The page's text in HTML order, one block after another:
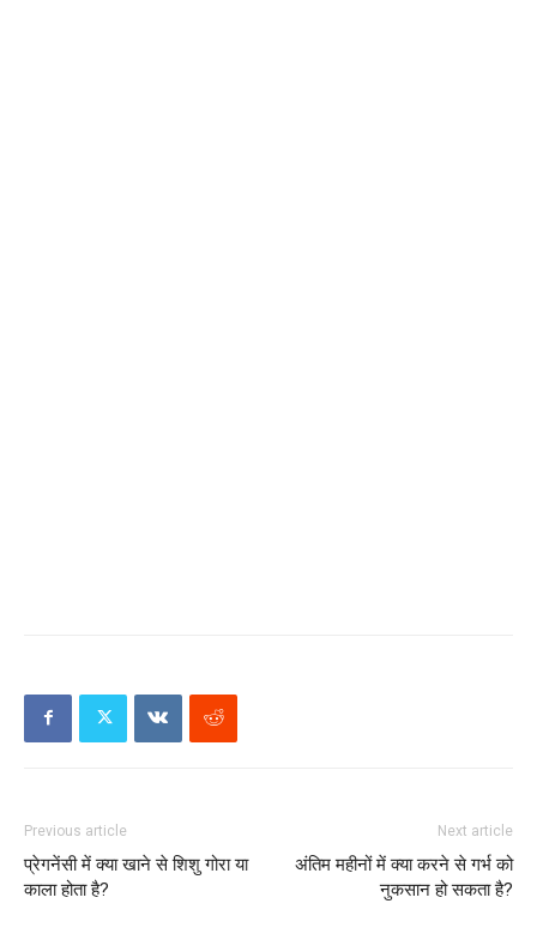
Previous article
प्रेगनेंसी में क्या खाने से शिशु गोरा या
काला होता है?
Next article
अंतिम महीनों में क्या करने से गर्भ को
नुकसान हो सकता है?